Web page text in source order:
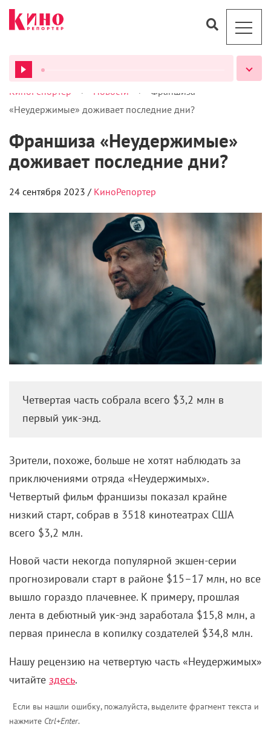
ВСЕ ПОДКАСТЫ
КиноРепортер > Новости >
Франшиза
«Неудержимые» доживает последние дни?
Франшиза «Неудержимые»
доживает последние дни?
24 сентября 2023 / КиноРепортер
Четвертая часть собрала всего $3,2 млн в
первый уик-энд.
Зрители, похоже, больше не хотят наблюдать за
приключениями отряда «Неудержимых».
Четвертый фильм франшизы показал крайне
низкий старт, собрав в 3518 кинотеатрах США
всего $3,2 млн.
Новой части некогда популярной экшен-серии
прогнозировали старт в районе $15–17 млн, но все
вышло гораздо плачевнее. К примеру, прошлая
лента в дебютный уик-энд заработала $15,8 млн, а
первая принесла в копилку создателей $34,8 млн.
Нашу рецензию на четвертую часть «Неудержимых»
читайте здесь.
Если вы нашли ошибку, пожалуйста, выделите фрагмент текста и
нажмите Ctrl+Enter.